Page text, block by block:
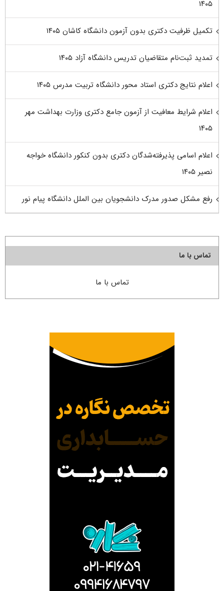
۱۴۰۵
تکمیل ظرفیت دکتری بدون آزمون دانشگاه کاشان ۱۴۰۵
تمدید ثبت‌نام متقاضیان تدریس دانشگاه آزاد ۱۴۰۵
اعلام نتایج دکتری استاد محور دانشگاه تربیت مدرس ۱۴۰۵
اعلام شرایط معافیت از آزمون جامع دکتری وزارت بهداشت مهر
۱۴۰۵
اعلام اسامی پذیرفته‌شدگان دکتری بدون کنکور دانشگاه خواجه
نصیر ۱۴۰۵
رفع مشکل صدور مدرک دانشجویان بین الملل دانشگاه پیام نور
تماس با ما
تماس با ما